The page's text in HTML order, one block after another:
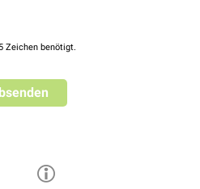
unter Einwirkung von
Einwirkung von
Zeichen benötigt.